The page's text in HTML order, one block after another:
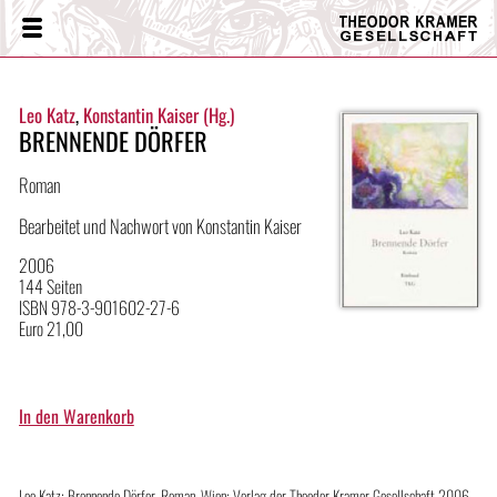
Theodor
Kramer
Menü
Leo Katz, Konstantin Kaiser (Hg.)
BRENNENDE DÖRFER
Roman
Bearbeitet und Nachwort von Konstantin Kaiser
2006
144 Seiten
ISBN 978-3-901602-27-6
Euro 21,00